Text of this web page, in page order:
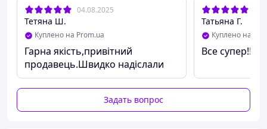
04.08.2025
Тетяна Ш.
Куплено на Prom.ua
Гарна якість,привітний
продавець.Швидко надіслали
Татьяна Г.
Куплено на
Все супер!!!!
Задать вопрос